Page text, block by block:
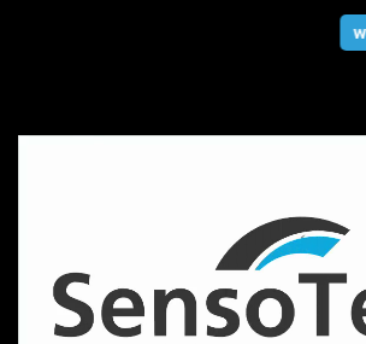
www.semiconwest.org/